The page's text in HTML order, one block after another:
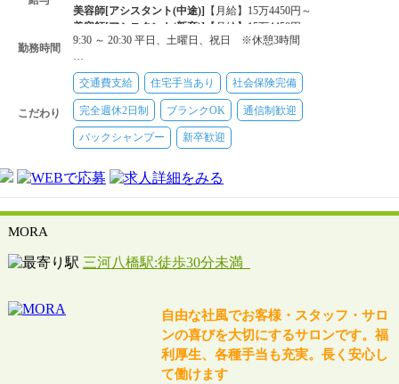
美容師[アシスタント(中途)] 【月給】15万4450円～
美容師[アシスタント(新卒)] 【月給】15万4450円～
勤務時間
9:30 ～ 20:30 平日、土曜日、祝日 ※休憩3時間
こだわり
交通費支給 住宅手当あり 社会保険完備
完全週休2日制 ブランクOK 通信制歓迎
バックシャンプー 新卒歓迎
MORA
三河八橋駅:徒歩30分未満
自由な社風でお客様・スタッフ・サロ
ンの喜びを大切にするサロンです。福
利厚生、各種手当も充実。長く安心し
て働けます